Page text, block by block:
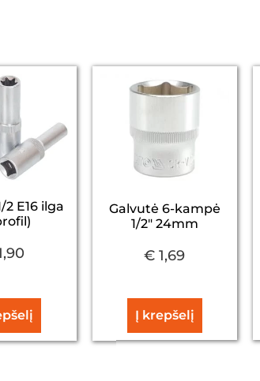
2 E16 ilga
Galvutė 6-kampė
1/2″ 24mm
€ 1,69
Į krepšelį